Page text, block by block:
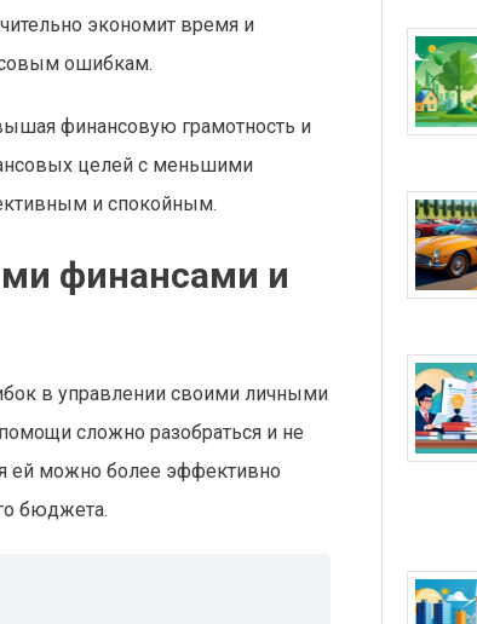
экономит время и
ошибкам.
финансовую грамотность и
целей с меньшими
и спокойным.
финансами и
в управлении своими личными
сложно разобраться и не
ей можно более эффективно
бюджета.